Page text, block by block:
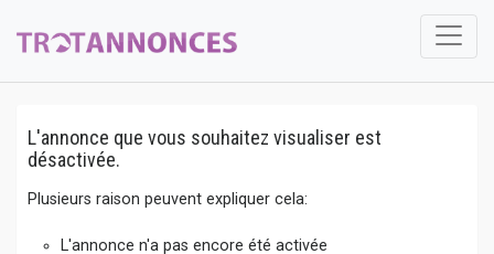
L'annonce que vous souhaitez visualiser est
désactivée.
Plusieurs raison peuvent expliquer cela:
L'annonce n'a pas encore été activée